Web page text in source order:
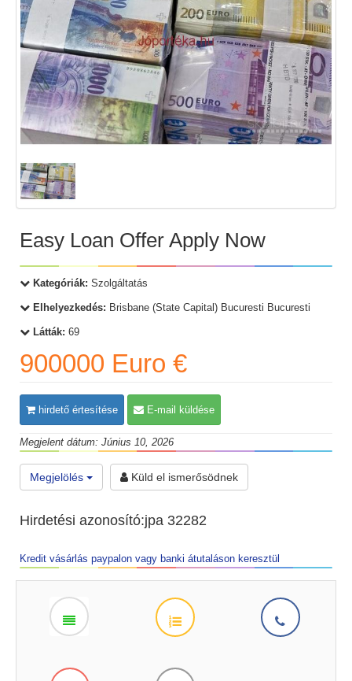
Easy Loan Offer Apply Now
Kategóriák: Szolgáltatás
Elhelyezkedés: Brisbane (State Capital) Bucuresti Bucuresti
Látták: 69
900000 Euro €
hirdető értesítése E-mail küldése
Megjelent dátum: Június 10, 2026
Megjelölés Küld el ismerősödnek
Hirdetési azonosító:jpa 32282
Kredit vásárlás paypalon vagy banki átutaláson keresztül